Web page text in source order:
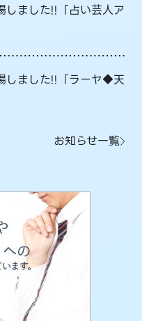
しました!!「占い芸人ア
しました!!「ラーヤ◆天
お知らせ一覧